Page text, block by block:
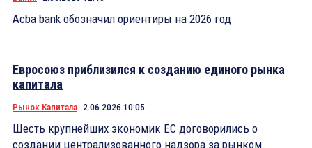
Acba bank обозначил ориентиры на 2026 год
Евросоюз приблизился к созданию единого рынка
капитала
Рынок Капитала 2.06.2026 10:05
Шесть крупнейших экономик ЕС договорились о
создании централизованного надзора за рынком